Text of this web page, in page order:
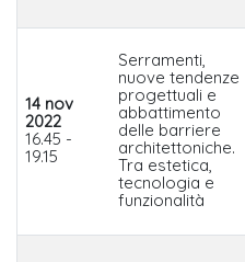
14 nov
2022
16.45 -
19.15
Serramenti,
nuove tendenze
progettuali e
abbattimento
delle barriere
architettoniche.
Tra estetica,
tecnologia e
funzionalità